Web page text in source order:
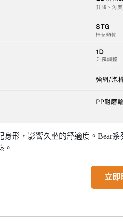
身形，影響久坐的舒適度。Bear
。
立即